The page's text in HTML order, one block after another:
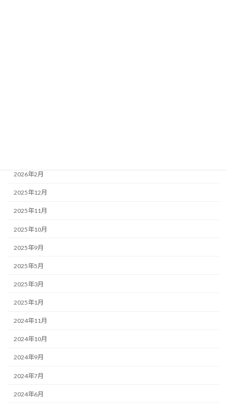
2026年2月
2025年12月
2025年11月
2025年10月
2025年9月
2025年5月
2025年3月
2025年1月
2024年11月
2024年10月
2024年9月
2024年7月
2024年6月